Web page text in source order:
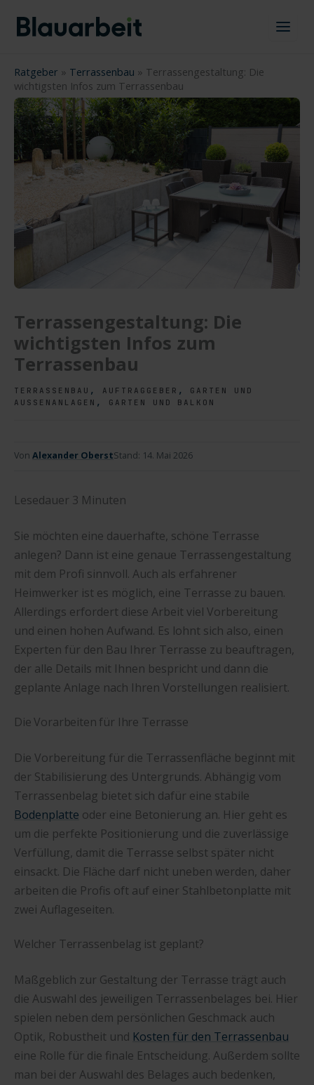
Inhalt
springen
Ratgeber » Terrassenbau » Terrassengestaltung: Die
wichtigsten Infos zum Terrassenbau
Terrassengestaltung: Die
wichtigsten Infos zum
Terrassenbau
TERRASSENBAU , AUFTRAGGEBER ,
GARTEN UND
AUSSENANLAGEN
, GARTEN UND BALKON
Von Alexander OberstStand: 14. Mai 2026
Lesedauer 3 Minuten
Sie möchten eine dauerhafte, schöne Terrasse
anlegen? Dann ist eine genaue Terrassengestaltung
mit dem Profi sinnvoll. Auch als erfahrener
Heimwerker ist es möglich, eine Terrasse zu bauen.
Allerdings erfordert diese Arbeit viel Vorbereitung
und einen hohen Aufwand. Es lohnt sich also, einen
Experten für den Bau Ihrer Terrasse zu beauftragen,
der alle Details mit Ihnen bespricht und dann die
geplante Anlage nach Ihren Vorstellungen realisiert.
Die Vorarbeiten für Ihre Terrasse
Die Vorbereitung für die Terrassenfläche beginnt mit
der Stabilisierung des Untergrunds. Abhängig vom
Terrassenbelag bietet sich dafür eine stabile
Bodenplatte oder eine Betonierung an. Hier geht es
um die perfekte Positionierung und die zuverlässige
Verfüllung, damit die Terrasse selbst später nicht
einsackt. Die Fläche darf nicht uneben werden, daher
arbeiten die Profis oft auf einer Stahlbetonplatte mit
zwei Auflageseiten.
Welcher Terrassenbelag ist geplant?
Maßgeblich zur Gestaltung der Terrasse trägt auch
die Auswahl des jeweiligen Terrassenbelages bei. Hier
spielen neben dem persönlichen Geschmack auch
Optik, Robustheit und Kosten für den Terrassenbau
eine Rolle für die finale Entscheidung. Außerdem sollte
man bei der Auswahl des Belages auch bedenken,